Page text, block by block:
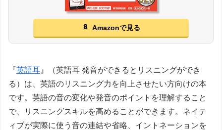
Amazonで見る
『英語耳 』（英語耳 発音ができるとリスニングができ
る）は、英語のリスニング力を向上させたい方向けの本
です。英語の音の変化や発音のポイントを理解すること
で、リスニングスキルを高めることができます。ネイテ
ィブが実際に使う音の連結や省略、イントネーションを